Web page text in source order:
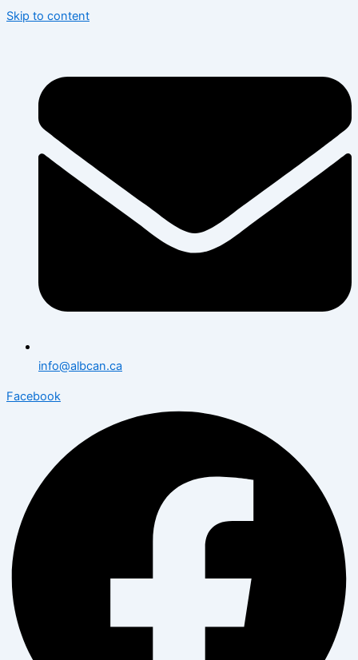
Skip to content
info@albcan.ca
Facebook